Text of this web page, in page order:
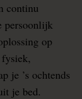
continu
persoonlijk
op
je ’s ochtends
je bed.